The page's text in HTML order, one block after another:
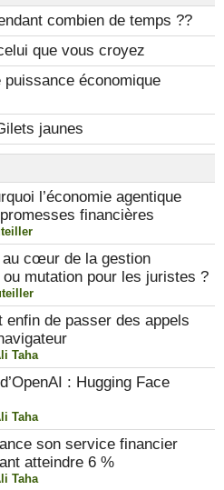
combien de temps ??
que vous croyez
économique
jaunes
l’économie agentique
financières
au cœur de la gestion
mutation pour les juristes ?
enfin de passer des appels
Taha
: Hugging Face
Taha
son service financier
atteindre 6 %
Taha